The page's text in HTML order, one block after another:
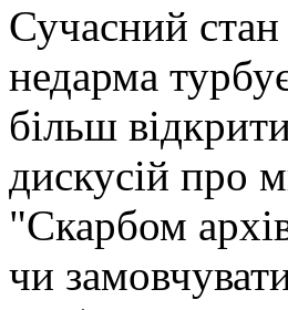
Сучасний стан
недарма
більш
дискусій про
"Скарбом
чи